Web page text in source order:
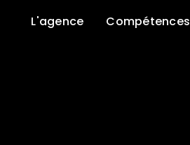
L'agence Compétences